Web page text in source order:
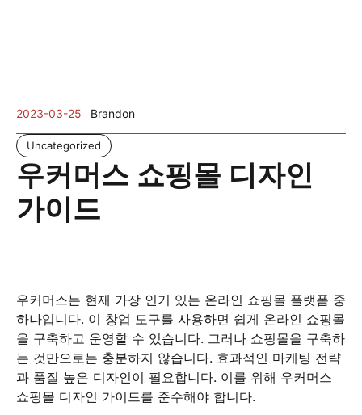
2023-03-25 Brandon
Uncategorized
우커머스 쇼핑몰 디자인
가이드
우커머스는 현재 가장 인기 있는 온라인 쇼핑몰 플랫폼 중
하나입니다. 이 창업 도구를 사용하면 쉽게 온라인 쇼핑몰
을 구축하고 운영할 수 있습니다. 그러나 쇼핑몰을 구축하
는 것만으로는 충분하지 않습니다. 효과적인 마케팅 전략
과 품질 높은 디자인이 필요합니다. 이를 위해 우커머스
쇼핑몰 디자인 가이드를 준수해야 합니다.